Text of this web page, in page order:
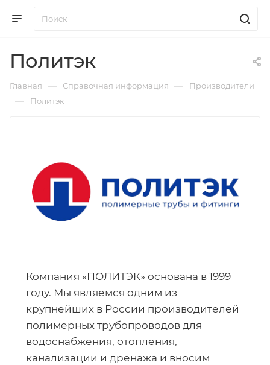
Политэк
Главная — Справочная информация — Производители
— Политэк
Компания «ПОЛИТЭК» основана в 1999
году. Мы являемся одним из
крупнейших в России производителей
полимерных трубопроводов для
водоснабжения, отопления,
канализации и дренажа и вносим